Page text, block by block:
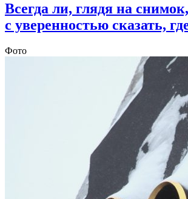
Всегда ли, глядя на
с уверенностью сказать,
Фото